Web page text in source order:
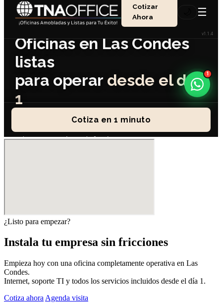
¿Listo para empezar?
Instala tu empresa sin fricciones
Empieza hoy con una oficina completamente operativa en Las
Condes.
Internet, soporte TI y todos los servicios incluidos desde el día 1.
Cotiza ahora Agenda visita